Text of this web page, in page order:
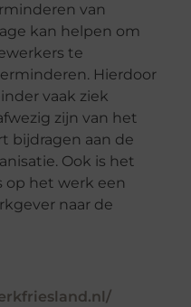
van
kan helpen om
te
Hierdoor
vaak ziek
zijn van het
bijdragen aan de
Ook is het
op het werk een
naar de